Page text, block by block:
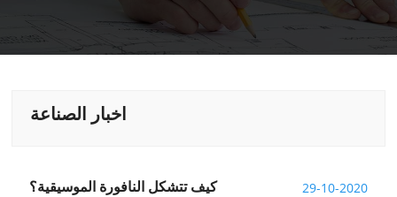
اخبار الصناعة
29-10-2020 كيف تتشكل النافورة الموسيقية؟